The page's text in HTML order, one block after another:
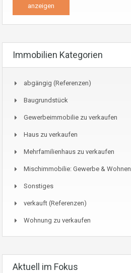
Immobilien Kategorien
abgängig (Referenzen)
Baugrundstück
Gewerbeimmobilie zu verkaufen
Haus zu verkaufen
Mehrfamilienhaus zu verkaufen
Mischimmobilie: Gewerbe & Wohnen
Sonstiges
verkauft (Referenzen)
Wohnung zu verkaufen
Aktuell im Fokus